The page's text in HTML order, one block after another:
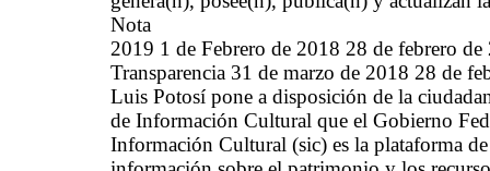
Nota
2019 1 de Febrero de 2018 28 de febrero
Transparencia 31 de marzo de 2018 28 de
Luis Potosí pone a disposición de la
de Información Cultural que el Gobierno
Información Cultural (sic) es la plataforma